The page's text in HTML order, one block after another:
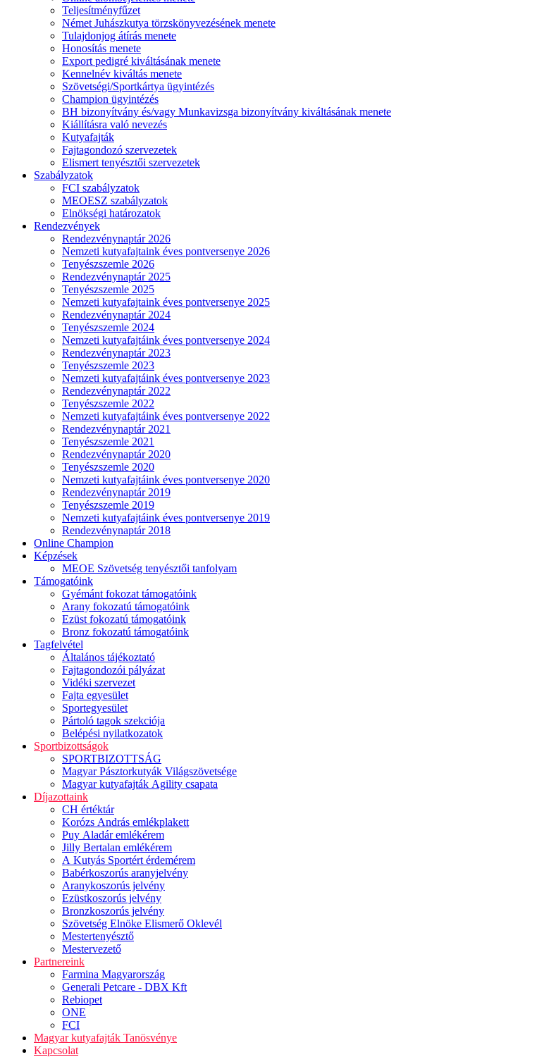
Teljesítményfűzet
Német Juhászkutya törzskönyvezésének menete
Tulajdonjog átírás menete
Honosítás menete
Export pedigré kiváltásának menete
Kennelnév kiváltás menete
Szövetségi/Sportkártya ügyintézés
Champion ügyintézés
BH bizonyítvány és/vagy Munkavizsga bizonyítvány kiváltásának menete
Kiállításra való nevezés
Kutyafajták
Fajtagondozó szervezetek
Elismert tenyésztői szervezetek
Szabályzatok
FCI szabályzatok
MEOESZ szabályzatok
Elnökségi határozatok
Rendezvények
Rendezvénynaptár 2026
Nemzeti kutyafajtaink éves pontversenye 2026
Tenyészszemle 2026
Rendezvénynaptár 2025
Tenyészszemle 2025
Nemzeti kutyafajtaink éves pontversenye 2025
Rendezvénynaptár 2024
Tenyészszemle 2024
Nemzeti kutyafajtáink éves pontversenye 2024
Rendezvénynaptár 2023
Tenyészszemle 2023
Nemzeti kutyafajtáink éves pontversenye 2023
Rendezvénynaptár 2022
Tenyészszemle 2022
Nemzeti kutyafajtáink éves pontversenye 2022
Rendezvénynaptár 2021
Tenyészszemle 2021
Rendezvénynaptár 2020
Tenyészszemle 2020
Nemzeti kutyafajtáink éves pontversenye 2020
Rendezvénynaptár 2019
Tenyészszemle 2019
Nemzeti kutyafajtáink éves pontversenye 2019
Rendezvénynaptár 2018
Online Champion
Képzések
MEOE Szövetség tenyésztői tanfolyam
Támogatóink
Gyémánt fokozat támogatóink
Arany fokozatú támogatóink
Ezüst fokozatú támogatóink
Bronz fokozatú támogatóink
Tagfelvétel
Általános tájékoztató
Fajtagondozói pályázat
Vidéki szervezet
Fajta egyesület
Sportegyesület
Pártoló tagok szekciója
Belépési nyilatkozatok
Sportbizottságok
SPORTBIZOTTSÁG
Magyar Pásztorkutyák Világszövetsége
Magyar kutyafajták Agility csapata
Díjazottaink
CH értéktár
Korózs András emlékplakett
Puy Aladár emlékérem
Jilly Bertalan emlékérem
A Kutyás Sportért érdemérem
Babérkoszorús aranyjelvény
Aranykoszorús jelvény
Ezüstkoszorús jelvény
Bronzkoszorús jelvény
Szövetség Elnöke Elismerő Oklevél
Mestertenyésztő
Mestervezető
Partnereink
Farmina Magyarország
Generali Petcare - DBX Kft
Rebiopet
ONE
FCI
Magyar kutyafajták Tanösvénye
Kapcsolat